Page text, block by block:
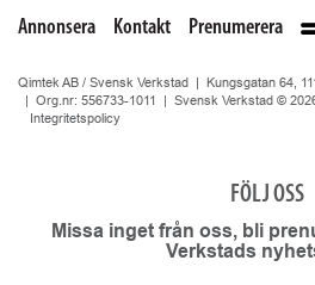
Annonsera Kontakt Prenumerera
Qimtek AB / Svensk Verkstad | Kungsgatan 64,
| Org.nr: 556733-1011 | Svensk Verkstad ©
Integritetspolicy
FÖLJ OSS
Missa inget från oss, bli
Verkstads